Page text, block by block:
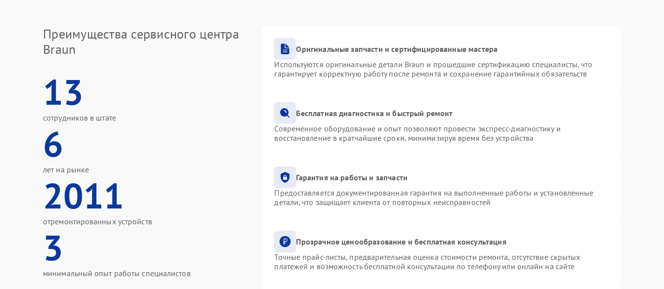
Преимущества сервисного центра
Braun
13
сотрудников в штате
6
лет на рынке
2011
отремонтированных устройств
3
минимальный опыт работы специалистов
Оригинальные запчасти и сертифицированные мастера
Используются оригинальные детали Braun и прошедшие сертификацию специалисты, что
гарантирует корректную работу после ремонта и сохранение гарантийных обязательств
Бесплатная диагностика и быстрый ремонт
Современное оборудование и опыт позволяют провести экспресс-диагностику и
восстановление в кратчайшие сроки, минимизируя время без устройства
Гарантия на работы и запчасти
Предоставляется документированная гарантия на выполненные работы и установленные
детали, что защищает клиента от повторных неисправностей
Прозрачное ценообразование и бесплатная консультация
Точные прайс-листы, предварительная оценка стоимости ремонта, отсутствие скрытых
платежей и возможность бесплатной консультации по телефону или онлайн на сайте